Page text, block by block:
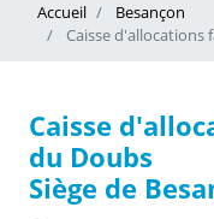
Accueil
Besançon
Caisse d'allocations
Caisse
du Doubs
Siège de